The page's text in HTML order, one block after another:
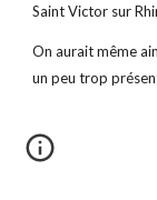
Saint Victor sur
On aurait même
un peu trop